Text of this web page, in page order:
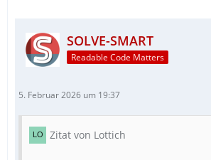
SOLVE-SMART
Readable Code Matters
5. Februar 2026 um 19:37
Zitat von Lottich